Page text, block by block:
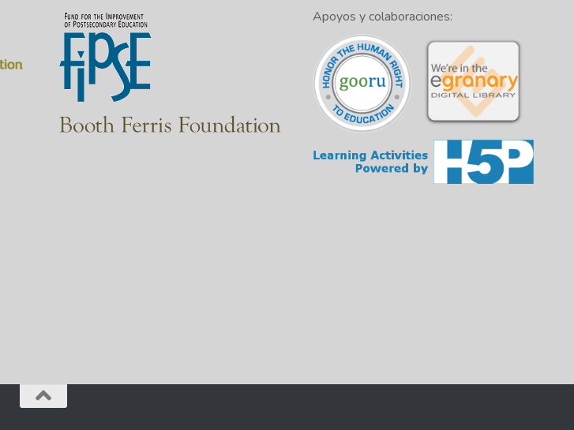
Apoyos y colaboraciones: